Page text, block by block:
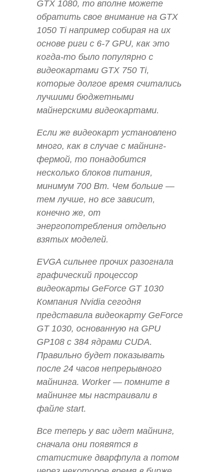
GTX 1080, то вполне можете
обратить свое внимание на GTX
1050 Ti например собирая на их
основе риги с 6-7 GPU, как это
когда-то было популярно с
видеокартами GTX 750 Ti,
которые долгое время считались
лучшими бюджетными
майнерскими видеокартами.
Если же видеокарт установлено
много, как в случае с майнинг-
фермой, то понадобится
несколько блоков питания,
минимум 700 Вт. Чем больше —
тем лучше, но все зависит,
конечно же, от
энергопотребления отдельно
взятых моделей.
EVGA сильнее прочих разогнала
графический процессор
видеокарты GeForce GT 1030
Компания Nvidia сегодня
представила видеокарту GeForce
GT 1030, основанную на GPU
GP108 с 384 ядрами CUDA.
Правильно будет показывать
после 24 часов непрерывного
майнинга. Worker — помните в
майнинге мы настраивали в
файле start.
Все теперь у вас идет майнинг,
сначала они появятся в
статистике дварфпула а потом